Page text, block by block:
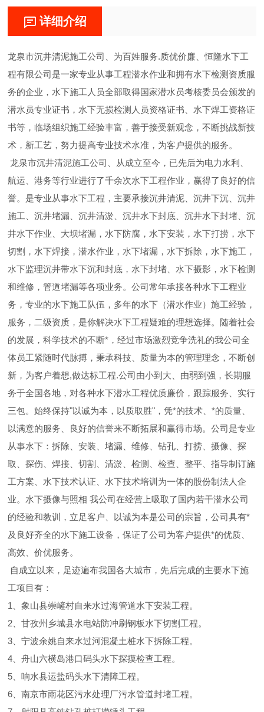
详细介绍
龙泉市沉井清泥施工公司、为百姓服务.质优价廉、恒隆水下工
程有限公司是一家专业从事工程潜水作业和拥有水下检测资质服
务的企业，水下施工人员全部取得国家潜水员考核委员会颁发的
潜水员专业证书，水下无损检测人员资格证书、水下焊工资格证
书等，临场组织施工经验丰富，善于接受新观念，不断挑战新技
术，新工艺，努力提高专业技术水准，为客户提供的服务。
龙泉市沉井清泥施工公司、从成立至今，已先后为电力水利、
航运、港务等行业进行了千余次水下工程作业，赢得了良好的信
誉。是专业从事水下工程，主要承接沉井清泥、沉井下沉、沉井
施工、沉井堵漏、沉井清淤、沉井水下封底、沉井水下封堵、沉
井水下作业、大坝堵漏，水下防腐，水下安装，水下打捞，水下
切割，水下焊接，潜水作业，水下堵漏，水下拆除，水下施工，
水下监理沉井带水下沉和封底，水下封堵、水下摄影，水下检测
和维修，管道堵漏等各项业务。公司常年承接各种水下工程业
务，专业的水下施工队伍，多年的水下（潜水作业）施工经验，
服务，二级资质，是你解决水下工程疑难的理想选择。随着社会
的发展，科学技术的不断*，经过市场激烈竞争洗礼的我公司全
体员工紧随时代脉搏，秉承科技、质量为本的管理理念，不断创
新，为客户着想,做达标工程.公司由小到大、由弱到强，长期服
务于全国各地，对各种水下潜水工程优质廉价，跟踪服务、实行
三包。始终保持"以诚为本，以质取胜"，凭*的技术、*的质量、
以满意的服务、良好的信誉来不断拓展和赢得市场。公司是专业
从事水下：拆除、安装、堵漏、维修、钻孔、打捞、摄像、探
取、探伤、焊接、切割、清淤、检测、检查、整平、指导制订施
工方案、水下技术认证、水下技术培训为一体的股份制法人企
业。水下摄像与照相 我公司在经营上吸取了国内若干潜水公司
的经验和教训，立足客户、以诚为本是公司的宗旨，公司具有*
及良好齐全的水下施工设备，保证了公司为客户提供*的优质、
高效、价优服务。
自成立以来，足迹遍布我国各大城市，先后完成的主要水下施
工项目有：
1、象山县崇嵼村自来水过海管道水下安装工程。
2、甘孜州乡城县水电站防冲刷钢板水下切割工程。
3、宁波余姚自来水过河混凝土桩水下拆除工程。
4、舟山六横岛港口码头水下探摸检查工程。
5、响水县运盐码头水下清障工程。
6、南京市雨花区污水处理厂污水管道封堵工程。